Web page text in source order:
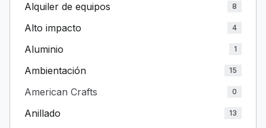
Alquiler de equipos 8
Alto impacto 4
Aluminio 1
Ambientación 15
American Crafts 0
Anillado 13